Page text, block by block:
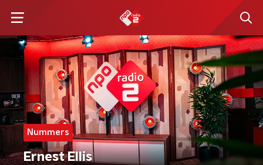
Nummers
Ernest Ellis